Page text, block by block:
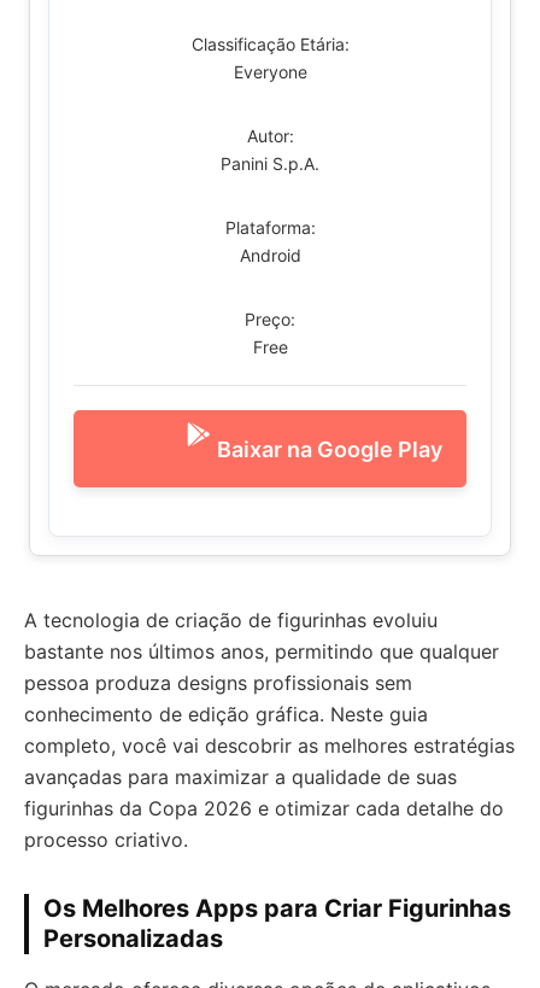
Classificação Etária:
Everyone
Autor:
Panini S.p.A.
Plataforma:
Android
Preço:
Free
Baixar na Google Play
A tecnologia de criação de figurinhas evoluiu
bastante nos últimos anos, permitindo que qualquer
pessoa produza designs profissionais sem
conhecimento de edição gráfica. Neste guia
completo, você vai descobrir as melhores estratégias
avançadas para maximizar a qualidade de suas
figurinhas da Copa 2026 e otimizar cada detalhe do
processo criativo.
Os Melhores Apps para Criar Figurinhas
Personalizadas